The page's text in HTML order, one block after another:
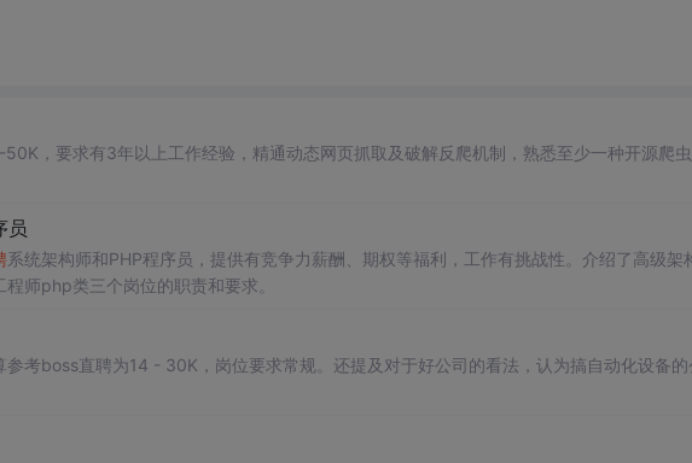
，要求有3年以上工作经验，精通动态网页抓取及破解反爬机制，熟悉至少一种开源爬
员
系统架构师和PHP程序员，提供有竞争力薪酬、期权等福利，工作有挑战性。介绍了高级架
师php类三个岗位的职责和要求。
考boss直聘为14 - 30K，岗位要求常规。还提及对于好公司的看法，认为搞自动化设备的